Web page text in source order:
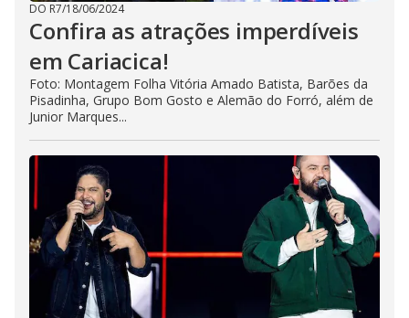
DO R7/18/06/2024
Confira as atrações imperdíveis
em Cariacica!
Foto: Montagem Folha Vitória Amado Batista, Barões da
Pisadinha, Grupo Bom Gosto e Alemão do Forró, além de
Junior Marques...